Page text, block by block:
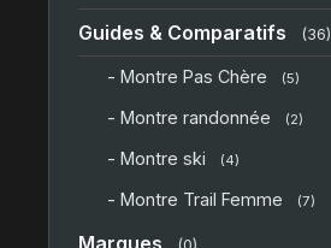
Guides & Comparatifs (36)
- Montre Pas Chère (5)
- Montre randonnée (2)
- Montre ski (4)
- Montre Trail Femme (7)